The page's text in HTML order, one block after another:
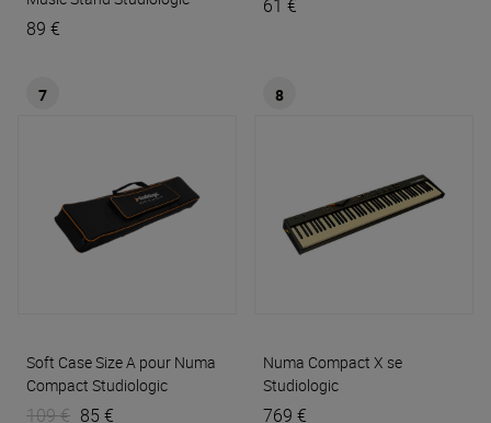
89 €
61 €
7
Soft Case Size A pour Numa
Compact Studiologic
109 € 85 €
8
Numa Compact X se
Studiologic
769 €